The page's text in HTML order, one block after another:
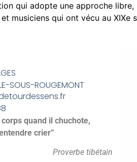
qui adopte une approche
musiciens qui ont vécu au
SOUS-ROUGEMONT
quand il chuchote,
crier”
Proverbe tibétain